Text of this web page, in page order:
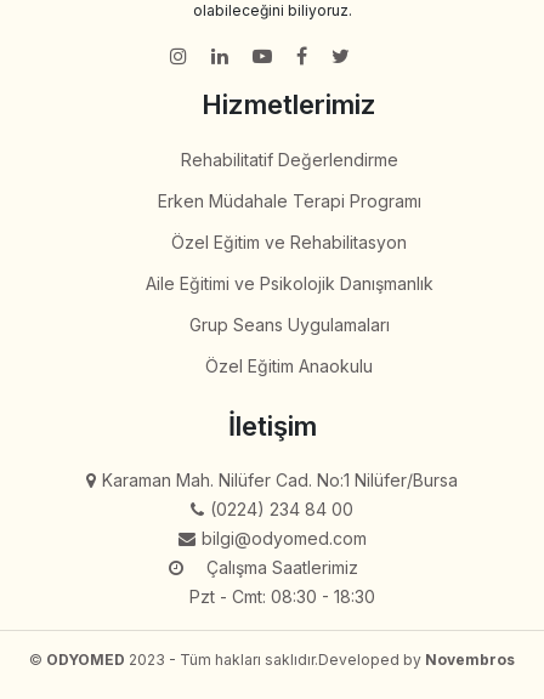
olabileceğini biliyoruz.
Hizmetlerimiz
Rehabilitatif Değerlendirme
Erken Müdahale Terapi Programı
Özel Eğitim ve Rehabilitasyon
Aile Eğitimi ve Psikolojik Danışmanlık
Grup Seans Uygulamaları
Özel Eğitim Anaokulu
İletişim
Karaman Mah. Nilüfer Cad. No:1 Nilüfer/Bursa
(0224) 234 84 00
bilgi@odyomed.com
Çalışma Saatlerimiz
Pzt - Cmt: 08:30 - 18:30
© ODYOMED 2023 - Tüm hakları saklıdır.Developed by Novembros